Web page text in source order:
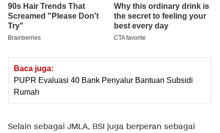
Baca juga:
PUPR Evaluasi 40 Bank Penyalur Bantuan Subsidi
Rumah
Selain sebagai JMLA, BSI juga berperan sebagai